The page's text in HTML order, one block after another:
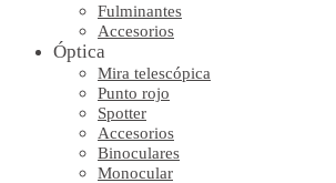
Fulminantes
Accesorios
Óptica
Mira telescópica
Punto rojo
Spotter
Accesorios
Binoculares
Monocular